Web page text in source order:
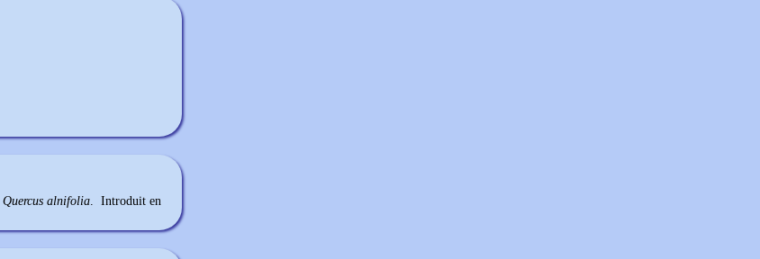
Quercus alnifolia. Introduit en